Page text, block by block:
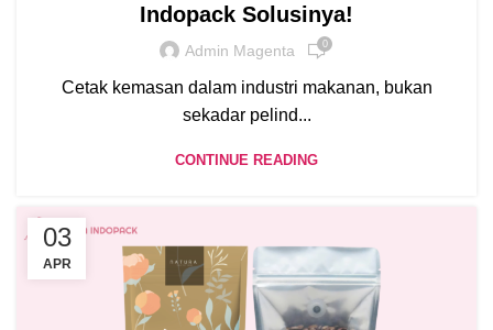
Indopack Solusinya!
Admin Magenta 0
Cetak kemasan dalam industri makanan, bukan
sekadar pelind...
CONTINUE READING
03
APR